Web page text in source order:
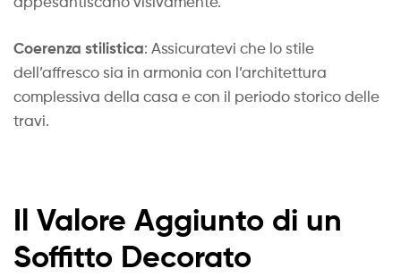
Coerenza stilistica: Assicuratevi che lo stile
dell’affresco sia in armonia con l’architettura
complessiva della casa e con il periodo storico delle
travi.
Il Valore Aggiunto di un
Soffitto Decorato